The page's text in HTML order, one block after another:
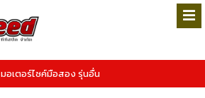
มอเตอร์ไซค์มือสอง รุ่นอื่น